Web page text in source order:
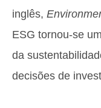
inglês,
ESG tornou-se
da
decisões de